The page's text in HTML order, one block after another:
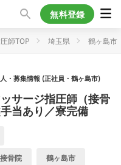
無料登録
師TOP 埼玉県 鶴ヶ島市
・募集情報 (正社員・鶴ヶ島市)
サージ指圧師（接骨
当あり／寮完備
骨院 鶴ヶ島市